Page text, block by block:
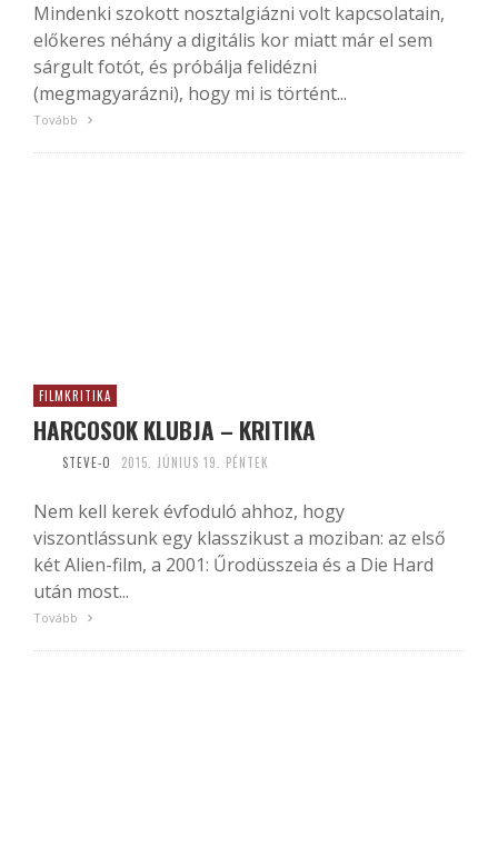
Mindenki szokott nosztalgiázni volt kapcsolatain,
előkeres néhány a digitális kor miatt már el sem
sárgult fotót, és próbálja felidézni
(megmagyarázni), hogy mi is történt...
Tovább
FILMKRITIKA
HARCOSOK KLUBJA – KRITIKA
STEVE-O 2015. JÚNIUS 19. PÉNTEK
Nem kell kerek évfoduló ahhoz, hogy
viszontlássunk egy klasszikust a moziban: az első
két Alien-film, a 2001: Űrodüsszeia és a Die Hard
után most...
Tovább